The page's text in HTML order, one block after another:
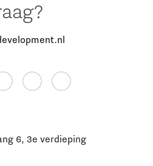
6, 3e verdieping